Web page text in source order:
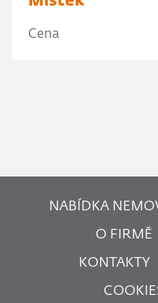
Cena
NABÍDKA
O FIRMĚ
KONTAKTY